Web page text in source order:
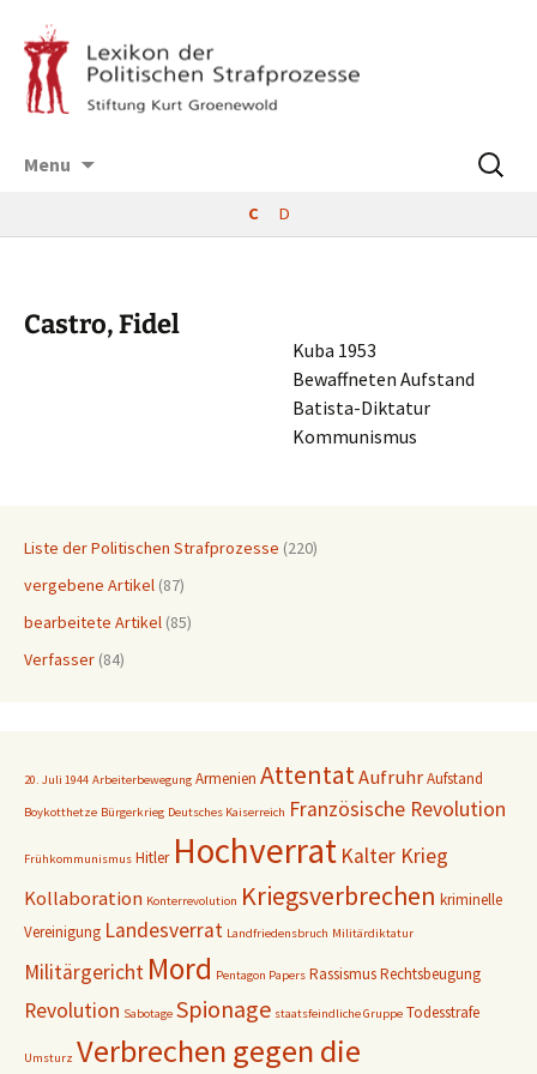
Menu
Suchen
nach:
C D
Castro, Fidel
Kuba 1953
Bewaff­ne­ten Aufstand
Batista-Diktatur
Kommunismus
Liste der Politischen Strafprozesse (220)
vergebene Artikel (87)
bearbeitete Artikel (85)
Verfasser (84)
20. Juli 1944 Arbeiterbewegung Armenien AttentatAufruhrAufstand
Boykotthetze Bürgerkrieg Deutsches Kaiserreich Französische Revolution
Frühkommunismus Hitler Hochverrat Kalter Krieg
Kollaboration Konterrevolution Kriegsverbrechen kriminelle
Vereinigung Landesverrat Landfriedensbruch Militärdiktatur
Militärgericht Mord Pentagon Papers RassismusRechtsbeugung
Revolution Sabotage Spionage staatsfeindliche Gruppe Todesstrafe
Umsturz Verbrechen gegen die